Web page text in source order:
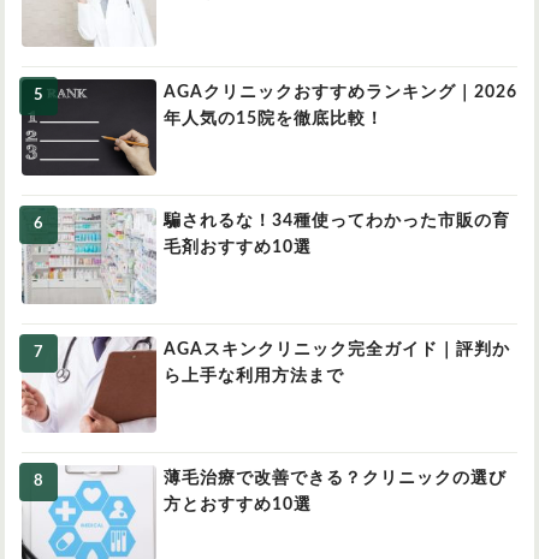
AGAクリニックおすすめランキング｜2026
年人気の15院を徹底比較！
騙されるな！34種使ってわかった市販の育
毛剤おすすめ10選
AGAスキンクリニック完全ガイド｜評判か
ら上手な利用方法まで
薄毛治療で改善できる？クリニックの選び
方とおすすめ10選